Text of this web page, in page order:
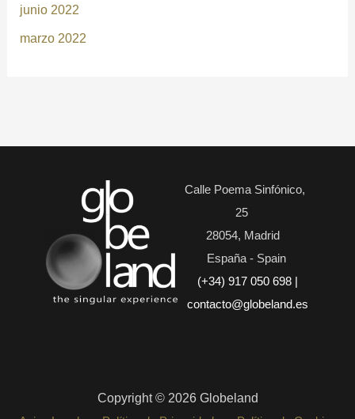
junio 2022
marzo 2022
Calle Poema Sinfónico,
25
28054, Madrid
España - Spain
(+34) 917 050 698 |
contacto@globeland.es
Copyright © 2026 Globeland